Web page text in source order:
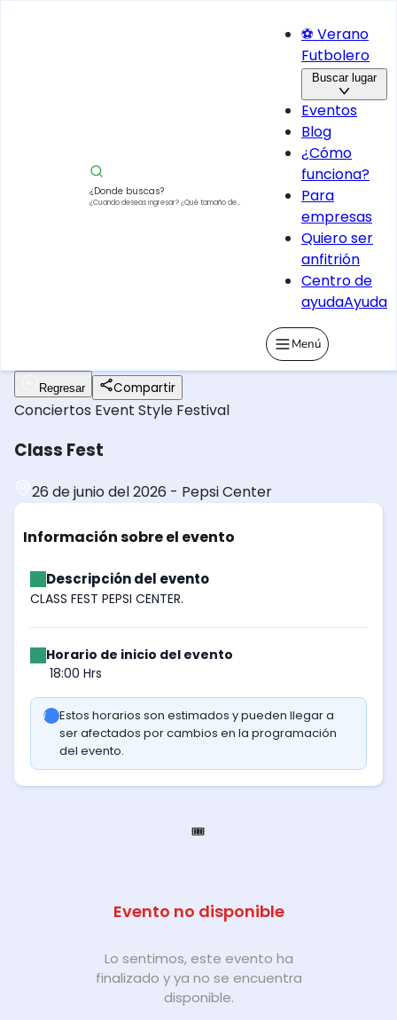
¿Donde buscas?
¿Cuando deseas ingresar?¿Qué tamaño de
⚽ Verano
Futbolero
Buscar lugar
Eventos
Blog
¿Cómo
funciona?
Para
empresas
Quiero ser
anfitrión
Centro de
ayudaAyuda
Menú
Regresar Compartir
Conciertos Event Style Festival
Class Fest
26 de junio del 2026 - Pepsi Center
Información sobre el evento
Descripción del evento
CLASS FEST PEPSI CENTER.
Horario de inicio del evento
18:00 Hrs
Estos horarios son estimados y pueden llegar a
ser afectados por cambios en la programación
del evento.
🎟️
Evento no disponible
Lo sentimos, este evento ha
finalizado y ya no se encuentra
disponible.